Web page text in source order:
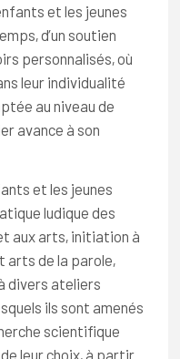
et les jeunes
d’un soutien
personnalisés, où
leur individualité
au niveau de
avance à son
et les jeunes
ludique des
aux arts, initiation à
arts de la parole,
divers ateliers
ils sont amenés
scientifique
leur choix, à partir